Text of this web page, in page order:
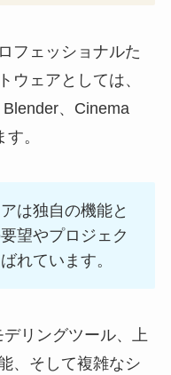
フェッショナルた
ウェアとしては、
、Cinema
。
は独自の機能と
望やプロジェク
れています。
リングツール、上
、そして複雑なシ